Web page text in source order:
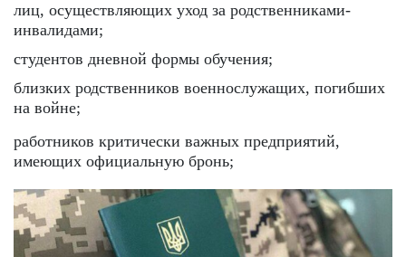
лиц, осуществляющих уход за родственниками-
инвалидами;
студентов дневной формы обучения;
близких родственников военнослужащих, погибших
на войне;
работников критически важных предприятий,
имеющих официальную бронь;